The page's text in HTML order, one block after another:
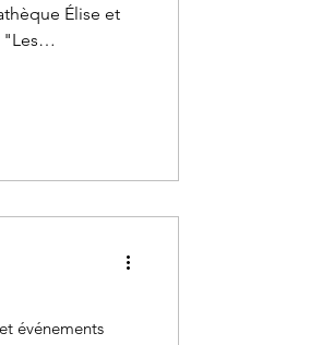
Élise et
événements